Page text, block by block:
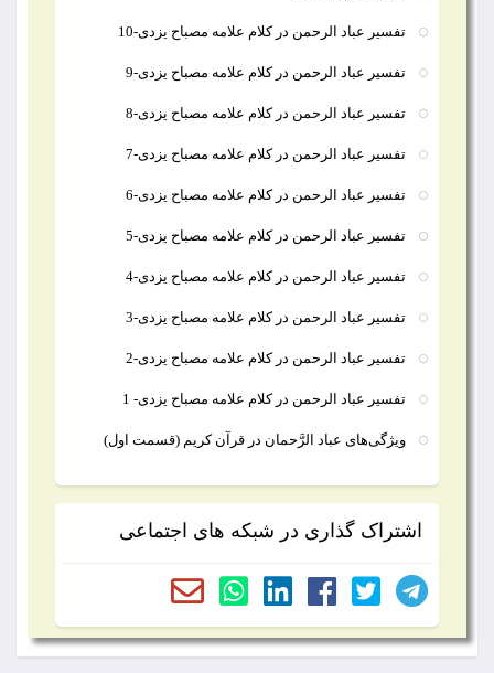
تفسیر عباد الرحمن در کلام علامه مصباح یزدی-10
تفسیر عباد الرحمن در کلام علامه مصباح یزدی-9
تفسیر عباد الرحمن در کلام علامه مصباح یزدی-8
تفسیر عباد الرحمن در کلام علامه مصباح یزدی-7
تفسیر عباد الرحمن در کلام علامه مصباح یزدی-6
تفسیر عباد الرحمن در کلام علامه مصباح یزدی-5
تفسیر عباد الرحمن در کلام علامه مصباح یزدی-4
تفسیر عباد الرحمن در کلام علامه مصباح یزدی-3
تفسیر عباد الرحمن در کلام علامه مصباح یزدی-2
تفسیر عباد الرحمن در کلام علامه مصباح یزدی- 1
ويژگی‌های عباد الرَّحمان در قرآن كريم (قسمت اول)
اشتراک گذاری در شبکه های اجتماعی